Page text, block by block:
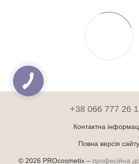
+38 066 777 26
Контактна
Повна версія сайту
© 2026 PROcosmetix – професійна